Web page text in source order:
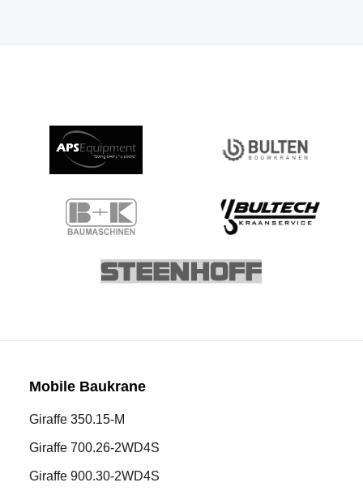
Mobile Baukrane
Giraffe 350.15-M
Giraffe 700.26-2WD4S
Giraffe 900.30-2WD4S